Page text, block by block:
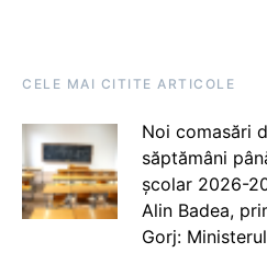
CELE MAI CITITE ARTICOLE
Noi comasări
săptămâni
școlar 2026-
Alin Badea,
Gorj: